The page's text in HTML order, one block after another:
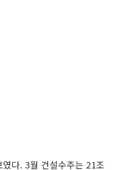
다. 3월 건설수주는 21조